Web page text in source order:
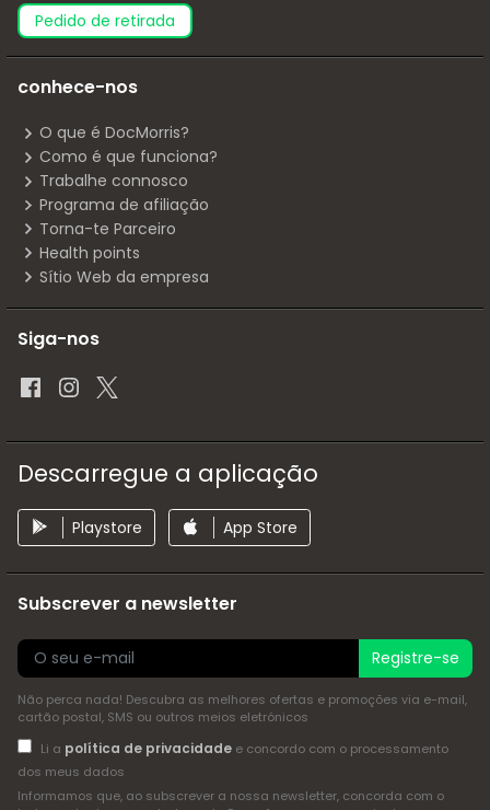
pedido de retirada
conhece-nos
O que é DocMorris?
Como é que funciona?
Trabalhe connosco
Programa de afiliação
Torna-te Parceiro
Health points
Sítio Web da empresa
Siga-nos
Descarregue a aplicação
Playstore App Store
Subscrever a newsletter
Registre-se
Não perca nada! Descubra as melhores ofertas e promoções via e-mail,
cartão postal, SMS ou outros meios eletrónicos
Li a política de privacidadee concordo com o processamento
dos meus dados
Informamos que, ao subscrever a nossa newsletter, concorda com o